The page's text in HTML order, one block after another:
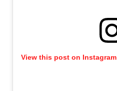
View this post on Instagram